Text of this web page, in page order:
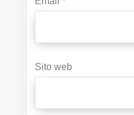
Sito web